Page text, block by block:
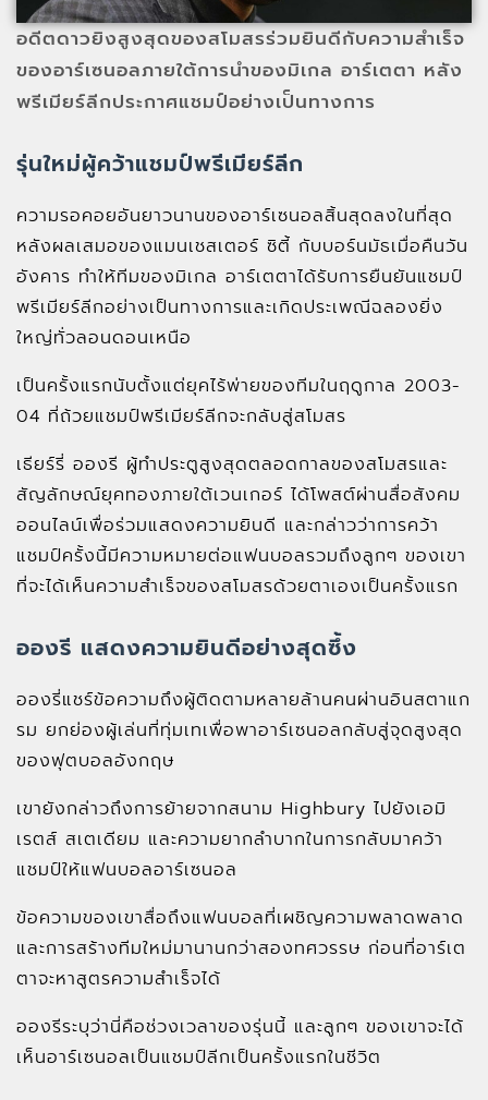
อดีตดาวยิงสูงสุดของสโมสรร่วมยินดีกับความสำเร็จ
ของอาร์เซนอลภายใต้การนำของมิเกล อาร์เตตา หลัง
พรีเมียร์ลีกประกาศแชมป์อย่างเป็นทางการ
รุ่นใหม่ผู้คว้าแชมป์พรีเมียร์ลีก
ความรอคอยอันยาวนานของอาร์เซนอลสิ้นสุดลงในที่สุด
หลังผลเสมอของแมนเชสเตอร์ ซิตี้ กับบอร์นมัธเมื่อคืนวัน
อังคาร ทำให้ทีมของมิเกล อาร์เตตาได้รับการยืนยันแชมป์
พรีเมียร์ลีกอย่างเป็นทางการและเกิดประเพณีฉลองยิ่ง
ใหญ่ทั่วลอนดอนเหนือ
เป็นครั้งแรกนับตั้งแต่ยุคไร้พ่ายของทีมในฤดูกาล 2003-
04 ที่ถ้วยแชมป์พรีเมียร์ลีกจะกลับสู่สโมสร
เธียร์รี่ อองรี ผู้ทำประตูสูงสุดตลอดกาลของสโมสรและ
สัญลักษณ์ยุคทองภายใต้เวนเกอร์ ได้โพสต์ผ่านสื่อสังคม
ออนไลน์เพื่อร่วมแสดงความยินดี และกล่าวว่าการคว้า
แชมป์ครั้งนี้มีความหมายต่อแฟนบอลรวมถึงลูกๆ ของเขา
ที่จะได้เห็นความสำเร็จของสโมสรด้วยตาเองเป็นครั้งแรก
อองรี แสดงความยินดีอย่างสุดซึ้ง
อองรี่แชร์ข้อความถึงผู้ติดตามหลายล้านคนผ่านอินสตาแก
รม ยกย่องผู้เล่นที่ทุ่มเทเพื่อพาอาร์เซนอลกลับสู่จุดสูงสุด
ของฟุตบอลอังกฤษ
เขายังกล่าวถึงการย้ายจากสนาม Highbury ไปยังเอมิ
เรตส์ สเตเดียม และความยากลำบากในการกลับมาคว้า
แชมป์ให้แฟนบอลอาร์เซนอล
ข้อความของเขาสื่อถึงแฟนบอลที่เผชิญความพลาดพลาด
และการสร้างทีมใหม่มานานกว่าสองทศวรรษ ก่อนที่อาร์เต
ตาจะหาสูตรความสำเร็จได้
อองรีระบุว่านี่คือช่วงเวลาของรุ่นนี้ และลูกๆ ของเขาจะได้
เห็นอาร์เซนอลเป็นแชมป์ลีกเป็นครั้งแรกในชีวิต